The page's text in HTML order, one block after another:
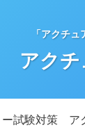
「アクチ
アク
試験対策 ア